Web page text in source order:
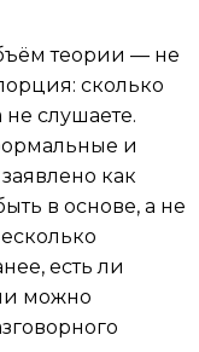
теории — не
сколько
слушаете.
и
как
в основе, а не
есть ли
можно